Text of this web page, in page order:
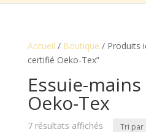
Accueil / Boutique / Produits
certifié Oeko-Tex”
Essuie-
Oeko-Tex
7 résultats affichés